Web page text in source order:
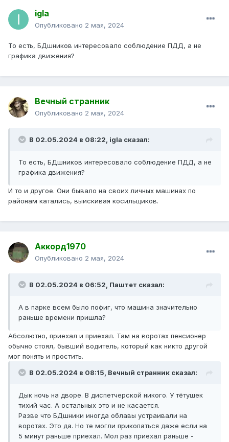
igla
Опубликовано 2 мая, 2024
То есть, БДшников интересовало соблюдение ПДД, а не
графика движения?
Вечный странник
Опубликовано 2 мая, 2024
В 02.05.2024 в 08:22, igla сказал:
То есть, БДшников интересовало соблюдение ПДД, а не
графика движения?
И то и другое. Они бывало на своих личных машинах по
районам катались, выискивая косильщиков.
Аккорд1970
Опубликовано 2 мая, 2024
В 02.05.2024 в 06:52, Паштет сказал:
А в парке всем было пофиг, что машина значительно
раньше времени пришла?
Абсолютно, приехал и приехал. Там на воротах пенсионер
обычно стоял, бывший водитель, который как никто другой
мог понять и простить.
В 02.05.2024 в 08:15, Вечный странник сказал:
Дык ночь на дворе. В диспетчерской никого. У тётушек
тихий час. А остальных это и не касается.
Разве что БДшники иногда облавы устраивали на
воротах. Это да. Но те могли прикопаться даже если на
5 минут раньше приехал. Мол раз приехал раньше -